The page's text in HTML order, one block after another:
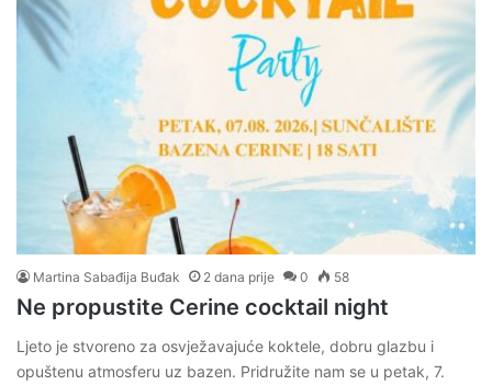
Martina Sabađija Buđak 2 dana prije 0 58
Ne propustite Cerine cocktail night
Ljeto je stvoreno za osvježavajuće koktele, dobru glazbu i
opuštenu atmosferu uz bazen. Pridružite nam se u petak, 7.